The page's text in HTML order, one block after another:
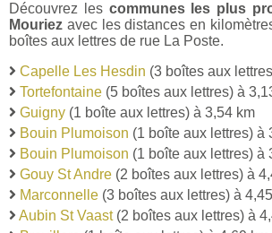
Découvrez les communes les plus
Mouriez avec les distances en
boîtes aux lettres de rue La Poste.
Capelle Les Hesdin (3 boîtes aux
Tortefontaine (5 boîtes aux lettres) à
Guigny (1 boîte aux lettres) à 3,54 km
Bouin Plumoison (1 boîte aux lettres) à
Bouin Plumoison (1 boîte aux lettres) à
Gouy St Andre (2 boîtes aux lettres) à
Marconnelle (3 boîtes aux lettres) à
Aubin St Vaast(2 boîtes aux lettres) à